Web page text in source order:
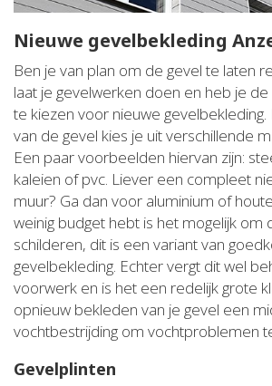
Nieuwe gevelbekleding
Ben je van plan om de gevel te laten
laat je gevelwerken doen en heb je
te kiezen voor nieuwe
van de gevel kies je uit verschillende
Een paar voorbeelden hiervan zijn:
kaleien of pvc. Liever een compleet
muur? Ga dan voor aluminium of
weinig budget hebt is het mogelijk om
schilderen, dit is een variant van
gevelbekleding. Echter vergt dit wel
voorwerk en is het een redelijk grote
opnieuw bekleden van je gevel een
vochtbestrijding om vochtproblemen
Gevelplinten